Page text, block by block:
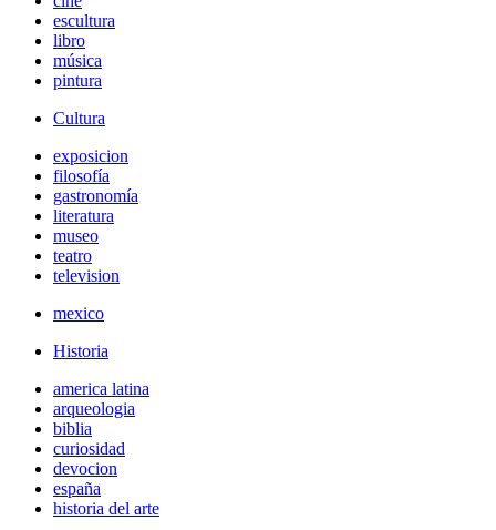
escultura
libro
música
pintura
Cultura
exposicion
filosofía
gastronomía
literatura
museo
teatro
television
mexico
Historia
america latina
arqueologia
biblia
curiosidad
devocion
españa
historia del arte